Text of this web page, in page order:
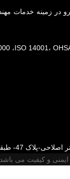
47- طبقه چهارم
می باشد 2010@2019